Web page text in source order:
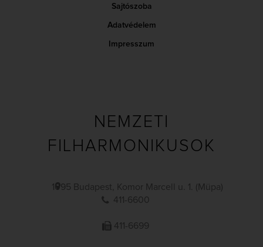
Sajtószoba
Adatvédelem
Impresszum
NEMZETI
FILHARMONIKUSOK
1095 Budapest, Komor Marcell u. 1. (Müpa)
411-6600
411-6699